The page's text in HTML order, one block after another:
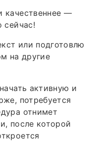
качественнее —
сейчас!
или подготовлю
на другие
активную и
потребуется
отнимет
после которой